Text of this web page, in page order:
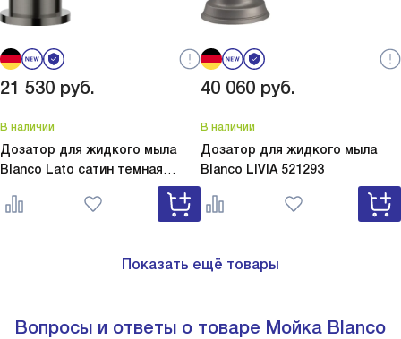
21 530 руб.
В наличии
Дозатор для жидкого мыла
Blanco Lato сатин темная
Lato сатин темная сталь
527743
40 060 руб.
В наличии
Дозатор для жидкого мыла
Blanco LIVIA 521293
Показать ещё товары
Вопросы и ответы о товаре Мойка Blanco